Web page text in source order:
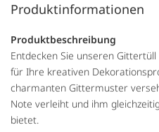
Produktinformationen
Produktbeschreibung
Entdecken Sie unseren
für Ihre kreativen
charmanten Gittermuster
Note verleiht und ihm
bietet.